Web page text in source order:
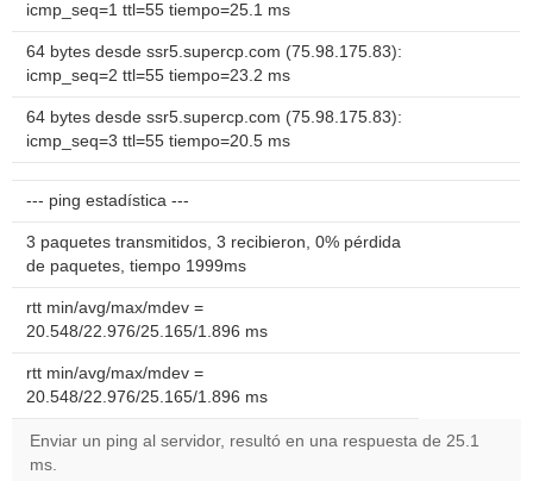
icmp_seq=1 ttl=55 tiempo=25.1 ms
64 bytes desde ssr5.supercp.com (75.98.175.83):
icmp_seq=2 ttl=55 tiempo=23.2 ms
64 bytes desde ssr5.supercp.com (75.98.175.83):
icmp_seq=3 ttl=55 tiempo=20.5 ms
--- ping estadística ---
3 paquetes transmitidos, 3 recibieron, 0% pérdida
de paquetes, tiempo 1999ms
rtt min/avg/max/mdev =
20.548/22.976/25.165/1.896 ms
rtt min/avg/max/mdev =
20.548/22.976/25.165/1.896 ms
Enviar un ping al servidor, resultó en una respuesta de 25.1
ms.